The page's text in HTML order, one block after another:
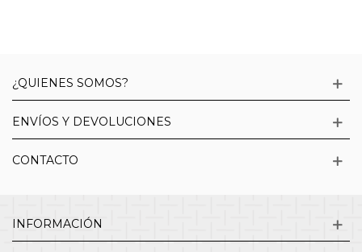
¿QUIENES SOMOS?
ENVÍOS Y DEVOLUCIONES
CONTACTO
INFORMACIÓN